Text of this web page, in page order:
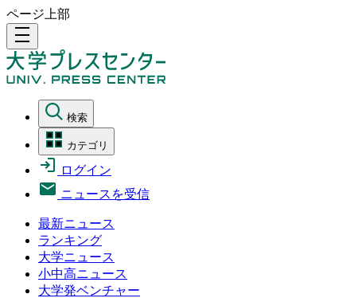
ページ上部
density_medium
検索
カテゴリ
ログイン
ニュースを受信
最新ニュース
ランキング
大学ニュース
小中高ニュース
大学発ベンチャー